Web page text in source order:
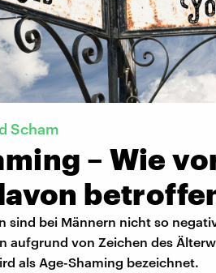
Scham
– Wie
sind bei Männern nicht so
aufgrund von Zeichen des
als Age-Shaming bezeichnet.